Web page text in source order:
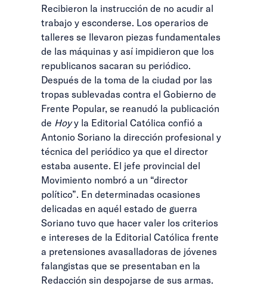
Recibieron la instrucción de no acudir al
trabajo y esconderse. Los operarios de
talleres se llevaron piezas fundamentales
de las máquinas y así impidieron que los
republicanos sacaran su periódico.
Después de la toma de la ciudad por las
tropas sublevadas contra el Gobierno de
Frente Popular, se reanudó la publicación
de Hoyy la Editorial Católica confió a
Antonio Soriano la dirección profesional y
técnica del periódico ya que el director
estaba ausente. El jefe provincial del
Movimiento nombró a un “director
político”. En determinadas ocasiones
delicadas en aquél estado de guerra
Soriano tuvo que hacer valer los criterios
e intereses de la Editorial Católica frente
a pretensiones avasalladoras de jóvenes
falangistas que se presentaban en la
Redacción sin despojarse de sus armas.